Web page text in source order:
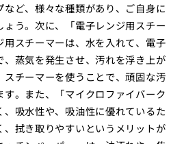
ど、様々な種類があり、ご自身に
う。次に、「電子レンジ用スチー
用スチーマーは、水を入れて、電子
、蒸気を発生させ、汚れを浮き上が
スチーマーを使うことで、頑固な汚
。また、「マイクロファイバーク
、吸水性や、吸油性に優れているた
、拭き取りやすいというメリットが